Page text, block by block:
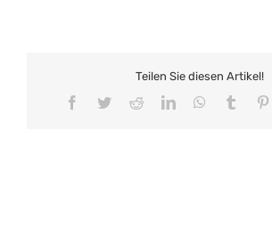
Teilen Sie diesen Artikel!
Facebook
TwitterRedditLinkedInWhatsApp
Tumblr